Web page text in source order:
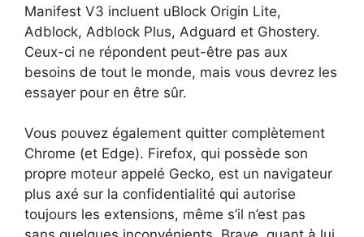
Manifest V3 incluent uBlock Origin Lite,
Adblock, Adblock Plus, Adguard et Ghostery.
Ceux-ci ne répondent peut-être pas aux
besoins de tout le monde, mais vous devrez les
essayer pour en être sûr.
Vous pouvez également quitter complètement
Chrome (et Edge). Firefox, qui possède son
propre moteur appelé Gecko, est un navigateur
plus axé sur la confidentialité qui autorise
toujours les extensions, même s’il n’est pas